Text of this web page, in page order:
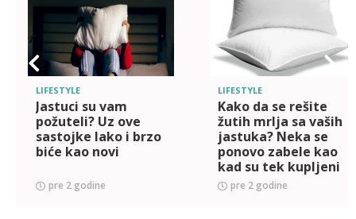
LIFESTYLE
Jastuci su vam
požuteli? Uz ove
sastojke lako i brzo
biće kao novi
pre 2 godine
LIFESTYLE
Kako da se rešite
žutih mrlja sa vaših
jastuka? Neka se
ponovo zabele kao
kad su tek kupljeni
pre 2 godine